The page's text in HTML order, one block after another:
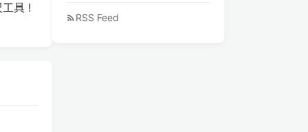
具 !
RSS Feed